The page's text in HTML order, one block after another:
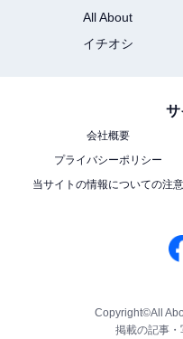
All About
イチオシ
サ
会社概要
プライバシーポリシー
当サイトの情報についての注意
Copyright©All
掲載の記事・